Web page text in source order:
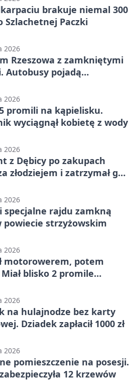
brakuje niemal 300
Szlachetnej Paczki
2026
Rzeszowa z zamkniętymi
Autobusy pojadą
2026
promili na kąpielisku.
wyciągnął kobietę z wody
2026
z Dębicy po zakupach
złodziejem i zatrzymał go
2026
specjalne rajdu zamkną
powiecie strzyżowskim
2026
motorowerem, potem
blisko 2 promile
2026
na hulajnodze bez karty
Dziadek zapłacił 1000 zł
2026
pomieszczenie na posesji.
12 krzewów